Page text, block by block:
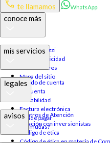
te llamamos WhatsApp
conoce más
Acerca de Izzi
Ventas publicidad
Distribuidores
Mapa del sitio
mis servicios
Estado de cuenta
Mi cuenta
Portabilidad
Factura electrónica
Dónde pagar
¿Te mudas?
legales
Centros de Atención
Relación con inversionistas
Código de ética
Código de ética en materia de
avisos